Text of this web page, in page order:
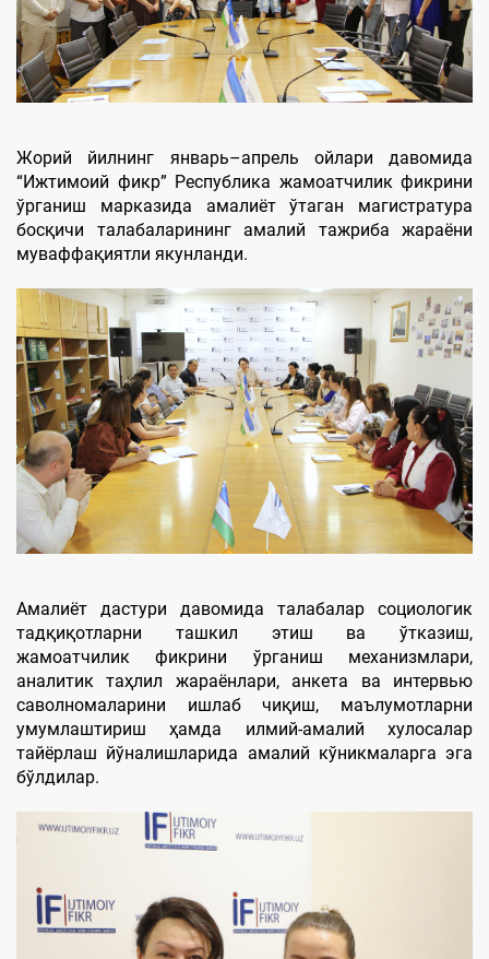
Жорий йилнинг январь–апрель ойлари давомида
“Ижтимоий фикр” Республика жамоатчилик фикрини
ўрганиш марказида амалиёт ўтаган магистратура
босқичи талабаларининг амалий тажриба жараёни
муваффақиятли якунланди.
Амалиёт дастури давомида талабалар социологик
тадқиқотларни ташкил этиш ва ўтказиш,
жамоатчилик фикрини ўрганиш механизмлари,
аналитик таҳлил жараёнлари, анкета ва интервью
саволномаларини ишлаб чиқиш, маълумотларни
умумлаштириш ҳамда илмий-амалий хулосалар
тайёрлаш йўналишларида амалий кўникмаларга эга
бўлдилар.